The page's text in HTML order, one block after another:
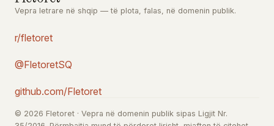
Vepra letrare në shqip — të plota, falas, në domenin publik.
r/fletoret
@FletoretSQ
github.com/Fletoret
© 2026 Fletoret · Vepra në domenin publik sipas Ligjit Nr.